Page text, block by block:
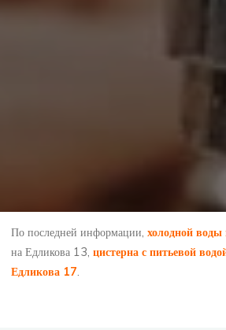
По последней информации,холодной воды
на Едликова 13,цистерна с питьевой
Едликова 17.